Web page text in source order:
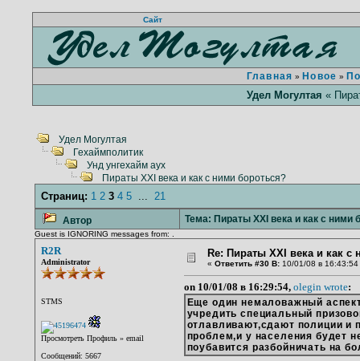
Сайт
Главная » Новое »
Удел Могултая «
Удел Могултая
Гехаймполитик
Унд унгехайм аух
Пираты XXI века и как с ними бороться?
Страниц: 1 2 3 4 5... 21
Автор Тема: Пираты XXI века и как с ними
Guest is IGNORING messages from: .
R2R
Administrator
STMS
Просмотреть Профиль» email
Сообщений: 5667
Re: Пираты XXI века и как с
« Ответить #30 В:10/01/08 в 16:43:54
on 10/01/08 в 16:29:54, olegin wrote:
Еще один немаловажный
учредить специальный
отлавливают,сдают полиции и
проблем,и у населения будет
поубавится разбойничать на